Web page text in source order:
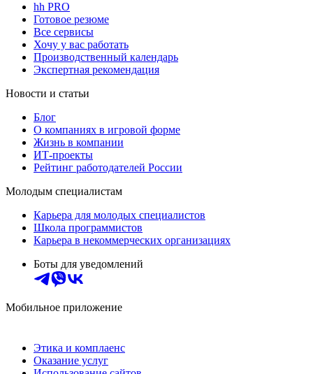
hh PRO
Готовое резюме
Все сервисы
Хочу у вас работать
Производственный календарь
Экспертная рекомендация
Новости и статьи
Блог
О компаниях в игровой форме
Жизнь в компании
ИТ-проекты
Рейтинг работодателей России
Молодым специалистам
Карьера для молодых специалистов
Школа программистов
Карьера в некоммерческих организациях
Боты для уведомлений
Мобильное приложение
Этика и комплаенс
Оказание услуг